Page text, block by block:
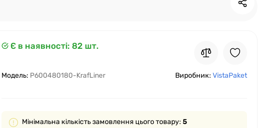
Є в наявності: 82 шт.
Модель: P600480180-KrafLiner Виробник: VistaPaket
Мінімальна кількість замовлення цього товару: 5